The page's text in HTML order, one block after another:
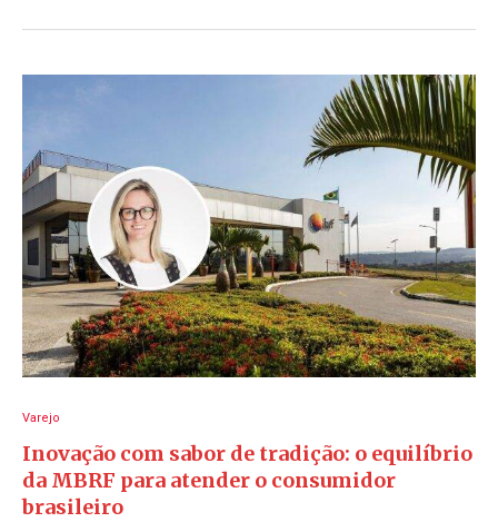
Varejo
Inovação com sabor de tradição: o equilíbrio
da MBRF para atender o consumidor
brasileiro